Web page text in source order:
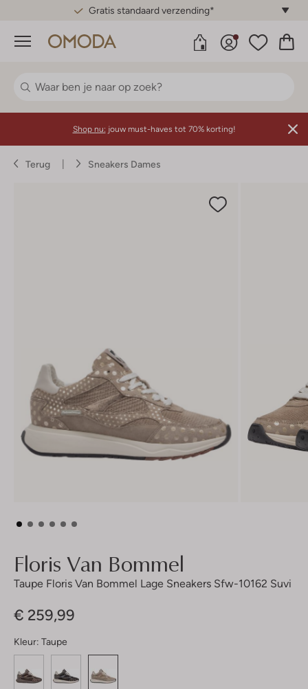
Gratis standaard verzending*
Menu
Shop nu: jouw must-haves tot 70% korting!
Terug Sneakers Dames
Floris Van Bommel
Taupe Floris Van Bommel Lage Sneakers Sfw-10162 Suvi
€ 259,99
Kleur: Taupe